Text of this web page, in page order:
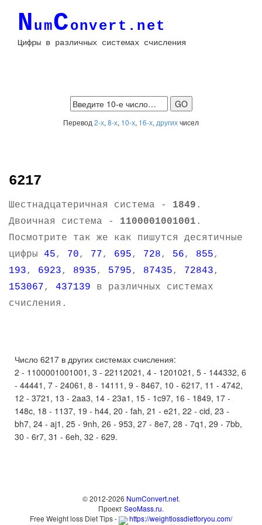
NumConvert.net
Цифры в различных системах счисления
Перевод 2-х, 8-х, 10-х, 16-х, другихчисел
6217
Шестнадцатеричная система - 1849 .
Двоичная система - 1100001001001 .
Посмотрите так же как пишутся десятичные
цифры 45, 70, 77, 695, 728, 56, 855,
193, 6923, 8935, 5795, 87435, 72843,
153067, 437139 в различных системах
счисления.
Число 6217 в других системах счисления:
2 - 1100001001001, 3 - 22112021, 4 - 1201021, 5 - 144332, 6
- 44441, 7 - 24061, 8 - 14111, 9 - 8467, 10 - 6217, 11 - 4742,
12 - 3721, 13 - 2aa3, 14 - 23a1, 15 - 1c97, 16 - 1849, 17 -
148c, 18 - 1137, 19 - h44, 20 - fah, 21 - e21, 22 - cid, 23 -
bh7, 24 - aj1, 25 - 9nh, 26 - 953, 27 - 8e7, 28 - 7q1, 29 - 7bb,
30 - 6r7, 31 - 6eh, 32 - 629.
© 2012-2026 NumConvert.net.
ПроектSeoMass.ru.
Free Weight loss Diet Tips -
https://weightlossdietforyou.com/